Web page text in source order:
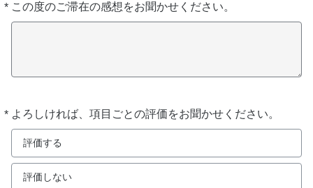
* この度のご滞在の感想をお聞かせください。
必
須
* よろしければ、項目ごとの評価をお聞かせください。
必
須
評価する
評価しない